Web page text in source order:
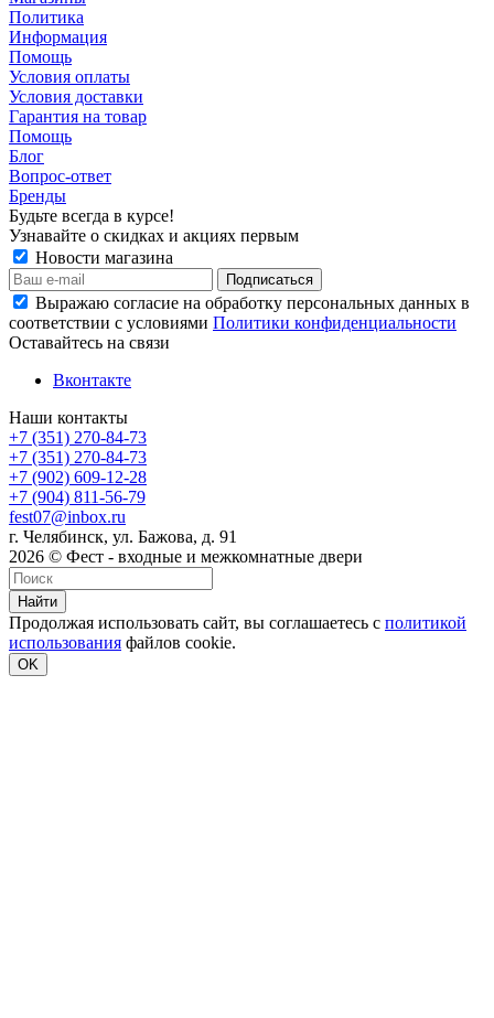
Политика
Информация
Помощь
Условия оплаты
Условия доставки
Гарантия на товар
Помощь
Блог
Вопрос-ответ
Бренды
Будьте всегда в курсе!
Узнавайте о скидках и акциях первым
Новости магазина
Выражаю согласие на обработку персональных данных в
соответствии с условиями Политики конфиденциальности
Оставайтесь на связи
Вконтакте
Наши контакты
+7 (351) 270-84-73
+7 (351) 270-84-73
+7 (902) 609-12-28
+7 (904) 811-56-79
fest07@inbox.ru
г. Челябинск, ул. Бажова, д. 91
2026 © Фест - входные и межкомнатные двери
Найти
Продолжая использовать сайт, вы соглашаетесь с политикой
использования файлов cookie.
OK